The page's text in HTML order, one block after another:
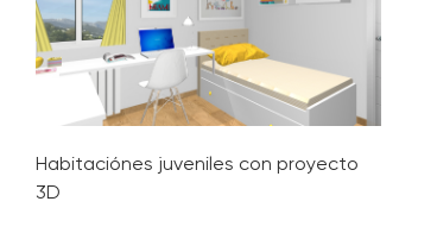
Habitaciónes juveniles con proyecto
3D